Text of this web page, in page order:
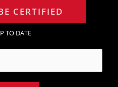
CERTIFIED
TO DATE